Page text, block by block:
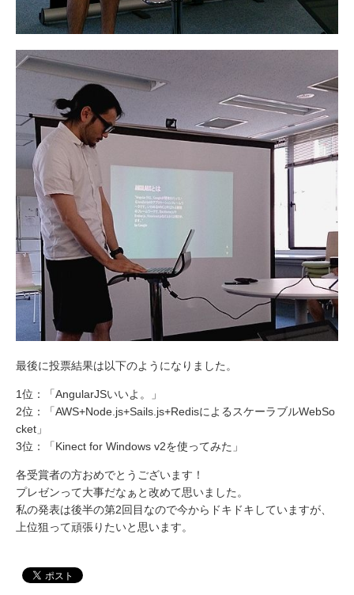
最後に投票結果は以下のようになりました。
1位：「AngularJSいいよ。」
2位：「AWS+Node.js+Sails.js+RedisによるスケーラブルWebSo
cket」
3位：「Kinect for Windows v2を使ってみた」
各受賞者の方おめでとうございます！
プレゼンって大事だなぁと改めて思いました。
私の発表は後半の第2回目なので今からドキドキしていますが、
上位狙って頑張りたいと思います。